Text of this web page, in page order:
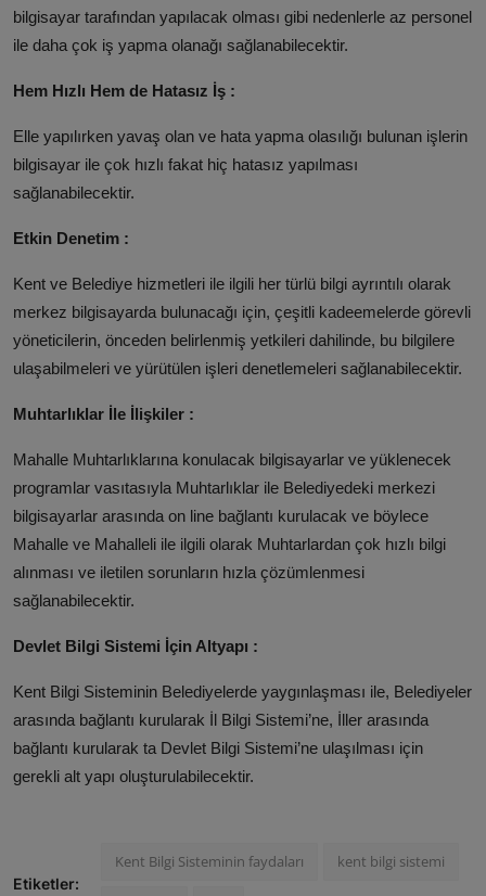
bilgisayar tarafından yapılacak olması gibi nedenlerle az personel
ile daha çok iş yapma olanağı sağlanabilecektir.
Hem Hızlı Hem de Hatasız İş :
Elle yapılırken yavaş olan ve hata yapma olasılığı bulunan işlerin
bilgisayar ile çok hızlı fakat hiç hatasız yapılması
sağlanabilecektir.
Etkin Denetim :
Kent ve Belediye hizmetleri ile ilgili her türlü bilgi ayrıntılı olarak
merkez bilgisayarda bulunacağı için, çeşitli kadeemelerde görevli
yöneticilerin, önceden belirlenmiş yetkileri dahilinde, bu bilgilere
ulaşabilmeleri ve yürütülen işleri denetlemeleri sağlanabilecektir.
Muhtarlıklar İle İlişkiler :
Mahalle Muhtarlıklarına konulacak bilgisayarlar ve yüklenecek
programlar vasıtasıyla Muhtarlıklar ile Belediyedeki merkezi
bilgisayarlar arasında on line bağlantı kurulacak ve böylece
Mahalle ve Mahalleli ile ilgili olarak Muhtarlardan çok hızlı bilgi
alınması ve iletilen sorunların hızla çözümlenmesi
sağlanabilecektir.
Devlet Bilgi Sistemi İçin Altyapı :
Kent Bilgi Sisteminin Belediyelerde yaygınlaşması ile, Belediyeler
arasında bağlantı kurularak İl Bilgi Sistemi’ne, İller arasında
bağlantı kurularak ta Devlet Bilgi Sistemi’ne ulaşılması için
gerekli alt yapı oluşturulabilecektir.
Etiketler:
Kent Bilgi Sisteminin faydaları kent bilgi sistemi